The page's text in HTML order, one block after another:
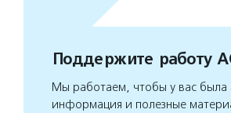
Поддержите работу
Мы работаем, чтобы у вас была
информация и полезные